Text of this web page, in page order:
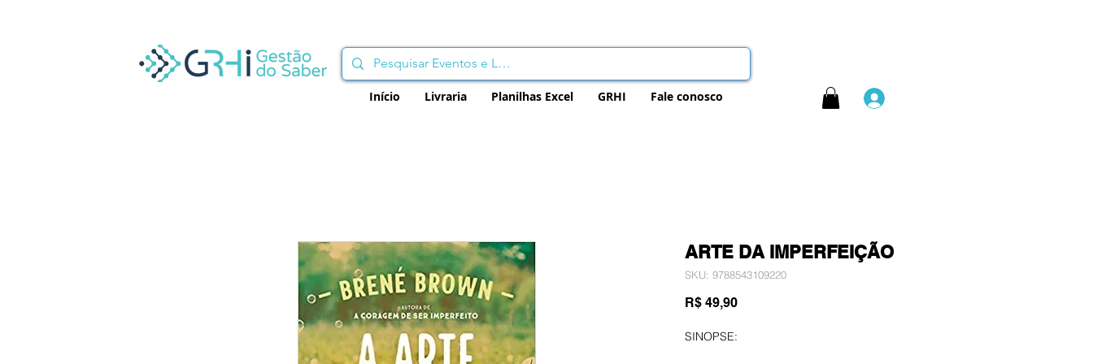
Início Livraria Planilhas Excel GRHI Fale conosco
ARTE DA IMPERFEIÇÃO
SKU: 9788543109220
R$ 49,90Preço
SINOPSE: